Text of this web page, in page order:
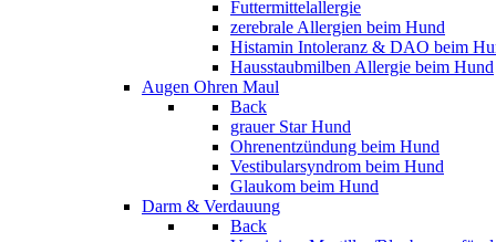
Futtermittelallergie
zerebrale Allergien beim Hund
Histamin Intoleranz & DAO beim
Hausstaubmilben Allergie beim Hund
Augen Ohren Maul
Back
grauer Star Hund
Ohrenentzündung beim Hund
Vestibularsyndrom beim Hund
Glaukom beim Hund
Darm & Verdauung
Back